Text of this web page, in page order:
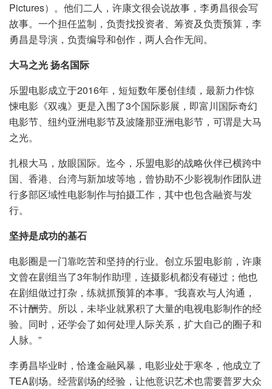
Pictures）。他们二人，许康文很会说故事，李勇昌很会写
故事。一个担任监制，负责找投资者、筹资及负责预算，李
勇昌是导演，负责编导和创作，两人合作无间。
大马之光扬名国际
乐盟电影成立于2016年，短短数年屡创佳绩，最新力作惊
悚电影《双魂》更是入围了3个国际影展，即富川国际奇幻
电影节、纽约亚洲电影节及波隆那亚洲电影节，可谓是大马
之光。
扎根大马，放眼国际。迄今，乐盟电影的战略伙伴已横跨中
国、香港、台湾与新加坡等地，曾协助不少影视制作团队进
行多部区域性电影制作与拍摄工作，其中也包含融资与发
行。
坚持是成功的基石
电影圈是一门靠吃苦和坚持的行业。创立乐盟电影前，许康
文曾在剧组当了3年制作助理，连摄影机都没有碰过；他也
在剧组做过打杂，练就抓预算的本事。“我喜欢与人沟通，
不计酬劳。所以，未毕业就累积了大量的电视电影制作的经
验。同时，还学会了如何处理人际关系，扩大自己的圈子和
人脉。”
李勇昌毕业时，恰逢金融风暴，电影业处于寒冬，他成立了
TEA剧场。经营剧场的经验，让他意识艺术也需要普罗大众